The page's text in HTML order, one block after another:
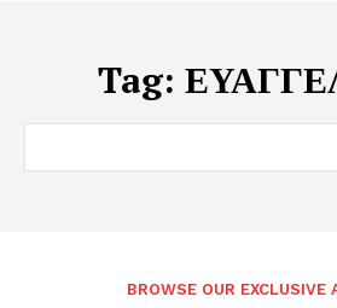
Tag:
BROWSE OUR EXCLUSIVE